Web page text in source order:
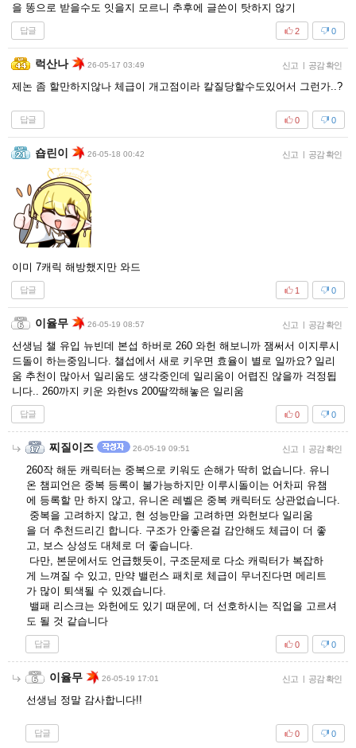
을 똥으로 받을수도 잇을지 모르니 추후에 글쓴이 탓하지 않기
답글 0
2
럭산나 26-05-17 03:49 신고 | 공감 확인
제논 좀 할만하지않나 체급이 개고점이라 칼질당할수도있어서 그런가..?
답글 0
0
숍린이 26-05-18 00:42 신고 | 공감 확인
이미 7캐릭 해방했지만 와드
답글 0
1
이율무 26-05-19 08:57 신고 | 공감 확인
선생님 챌 유입 뉴빈데 본섭 하버로 260 와헌 해보니까 잼써서 이지루시
드돌이 하는중임니다. 챌섭에서 새로 키우면 효율이 별로 일까요? 일리
움 추천이 많아서 일리움도 생각중인데 일리움이 어렵진 않을까 걱정됩
니다.. 260까지 키운 와헌vs 200딸깍해놓은 일리움
답글 0
0
찌질이즈 26-05-19 09:51 신고 | 공감 확인
260작 해둔 캐릭터는 중복으로 키워도 손해가 딱히 없습니다. 유니
온 챔피언은 중복 등록이 불가능하지만 이루시돌이는 어차피 유챔
에 등록할 만 하지 않고, 유니온 레벨은 중복 캐릭터도 상관없습니다.
중복을 고려하지 않고, 현 성능만을 고려하면 와헌보다 일리움
을 더 추천드리긴 합니다. 구조가 안좋은걸 감안해도 체급이 더 좋
고, 보스 상성도 대체로 더 좋습니다.
다만, 본문에서도 언급했듯이, 구조문제로 다소 캐릭터가 복잡하
게 느껴질 수 있고, 만약 밸런스 패치로 체급이 무너진다면 메리트
가 많이 퇴색될 수 있겠습니다.
밸패 리스크는 와헌에도 있기 때문에, 더 선호하시는 직업을 고르셔
도 될 것 같습니다
답글 0
0
이율무 26-05-19 17:01 신고 | 공감 확인
선생님 정말 감사합니다!!
답글 0
0